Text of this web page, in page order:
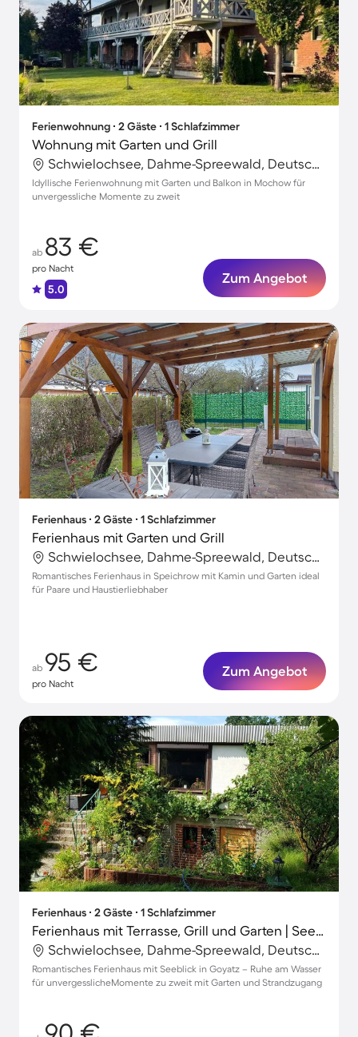
Ferienwohnung ∙ 2 Gäste ∙ 1 Schlafzimmer
Wohnung mit Garten und Grill
Schwielochsee, Dahme-Spreewald, Deutschland
Idyllische Ferienwohnung mit Garten und Balkon in Mochow für
unvergessliche Momente zu zweit
ab 83 €
pro Nacht
5.0
Zum Angebot
Ferienhaus ∙ 2 Gäste ∙ 1 Schlafzimmer
Ferienhaus mit Garten und Grill
Schwielochsee, Dahme-Spreewald, Deutschland
Romantisches Ferienhaus in Speichrow mit Kamin und Garten ideal
für Paare und Haustierliebhaber
ab 95 €
pro Nacht
Zum Angebot
Ferienhaus ∙ 2 Gäste ∙ 1 Schlafzimmer
Ferienhaus mit Terrasse, Grill und Garten | Seeblick
Schwielochsee, Dahme-Spreewald, Deutschland
Romantisches Ferienhaus mit Seeblick in Goyatz – Ruhe am Wasser
für unvergesslicheMomente zu zweit mit Garten und Strandzugang